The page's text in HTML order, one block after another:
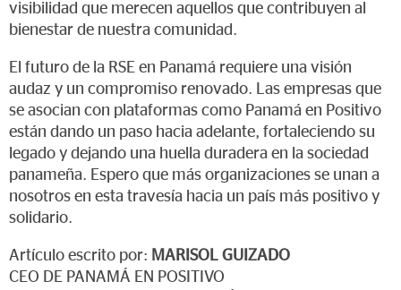
visibilidad que merecen aquellos que contribuyen al
bienestar de nuestra comunidad.
El futuro de la RSE en Panamá requiere una visión
audaz y un compromiso renovado. Las empresas que
se asocian con plataformas como Panamá en Positivo
están dando un paso hacia adelante, fortaleciendo su
legado y dejando una huella duradera en la sociedad
panameña. Espero que más organizaciones se unan a
nosotros en esta travesía hacia un país más positivo y
solidario.
Artículo escrito por: MARISOL GUIZADO
CEO DE PANAMÁ EN POSITIVO